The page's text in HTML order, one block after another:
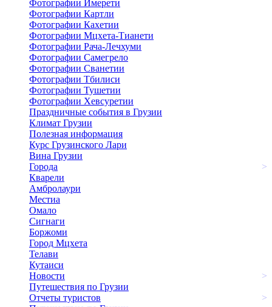
Фотографии Имерети
Фотографии Картли
Фотографии Кахетии
Фотографии Мцхета-Тианети
Фотографии Рача-Лечхуми
Фотографии Самегрело
Фотографии Сванетии
Фотографии Тбилиси
Фотографии Тушетии
Фотографии Хевсуретии
Праздничные события в Грузии
Климат Грузии
Полезная информация
Курс Грузинского Лари
Вина Грузии
Города
>
Кварели
Амбролаури
Местиа
Омало
Сигнаги
Боржоми
Город Мцхета
Телави
Кутаиси
Новости
>
Путешествия по Грузии
Отчеты туристов
>